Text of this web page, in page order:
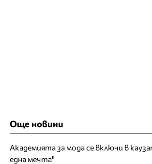
Още новини
Академията за мода се включи в
една мечта"